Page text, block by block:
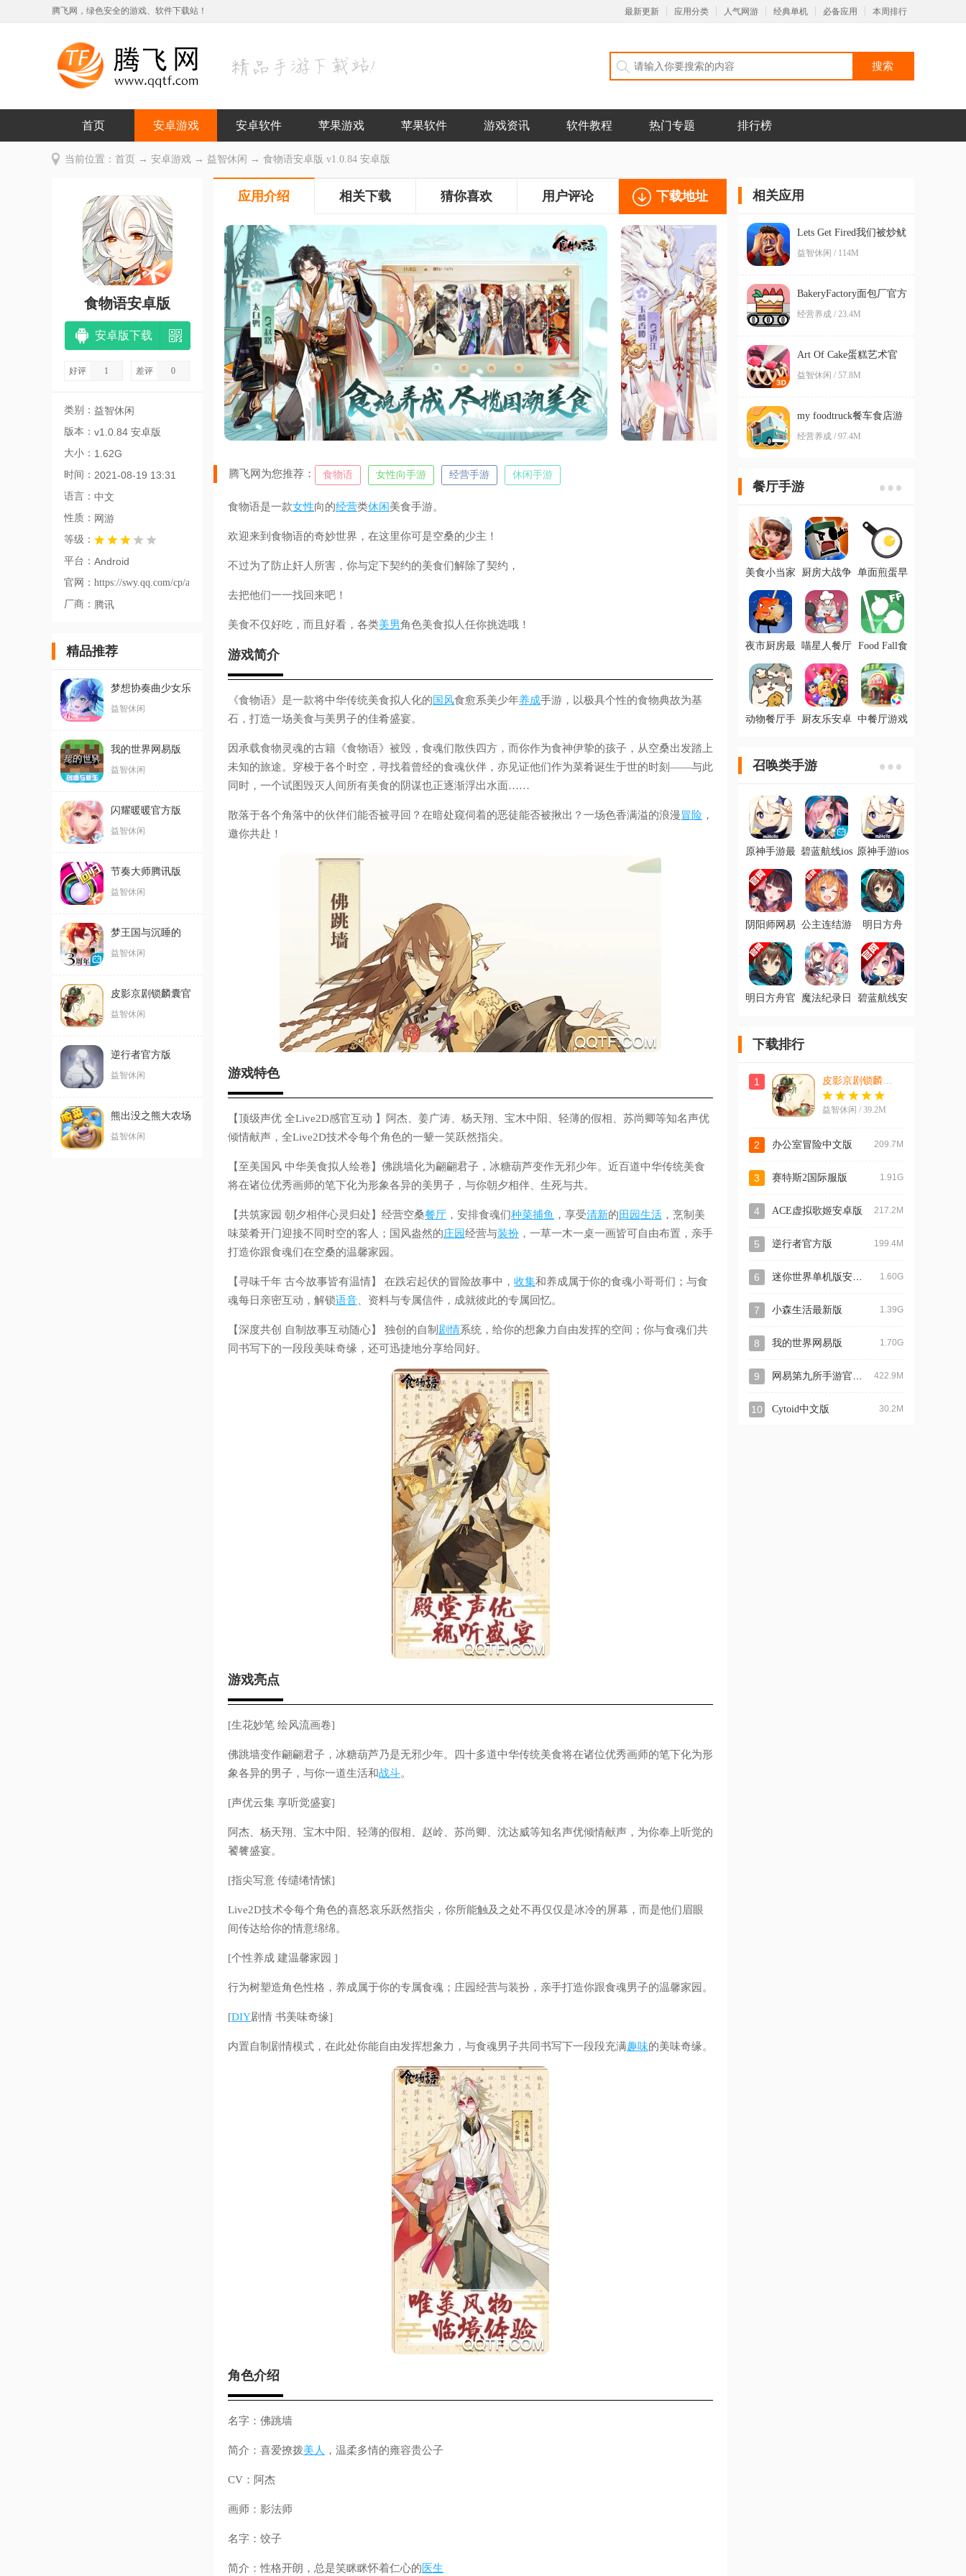
腾飞网，绿色安全的游戏、软件下载站！ 最新更新 应用分类 人气网游 经典单机 必备应用 本周排行
首页 安卓游戏 安卓软件 苹果游戏 苹果软件 游戏资讯 软件教程 热门专题 排行榜
当前位置： 首页 → 安卓游戏 → 益智休闲 → 食物语安卓版 v1.0.84 安卓版
食物语安卓版
安卓版下载
好评 1 差评 0
类别： 益智休闲
版本： v1.0.84 安卓版
大小： 1.62G
时间： 2021-08-19 13:31
语言： 中文
性质： 网游
等级：
平台： Android
官网： https://swy.qq.com/cp/a20181017yypc/index.html
厂商： 腾讯
精品推荐
梦想协奏曲少女乐
团派对最新版
益智休闲
我的世界网易版
益智休闲
闪耀暖暖官方版
益智休闲
节奏大师腾讯版
益智休闲
梦王国与沉睡的
100王子
益智休闲
皮影京剧锁麟囊官
方版
益智休闲
逆行者官方版
益智休闲
熊出没之熊大农场
免费购买版手游
益智休闲
应用介绍 相关下载 猜你喜欢 用户评论 下载地址
腾飞网为您推荐： 食物语 女性向手游 经营手游 休闲手游
食物语是一款女性向的经营类休闲美食手游。
欢迎来到食物语的奇妙世界，在这里你可是空桑的少主！
不过为了防止奸人所害，你与定下契约的美食们解除了契约，
去把他们一一找回来吧！
美食不仅好吃，而且好看，各类美男角色美食拟人任你挑选哦！
游戏简介
《食物语》是一款将中华传统美食拟人化的 国风食愈系美少年养成手游，以极具个性的食物典故为基
石，打造一场美食与美男子的佳肴盛宴。
因承载食物灵魂的古籍《食物语》被毁，食魂们散佚四方，而你作为食神伊挚的孩子，从空桑出发踏上
未知的旅途。穿梭于各个时空，寻找着曾经的食魂伙伴，亦见证他们作为菜肴诞生于世的时刻——与此
同时，一个试图毁灭人间所有美食的阴谋也正逐渐浮出水面……
散落于各个角落中的伙伴们能否被寻回？在暗处窥伺着的恶徒能否被揪出？一场色香满溢的浪漫冒险 ，
邀你共赴！
游戏特色
【顶级声优 全Live2D感官互动 】阿杰、姜广涛、杨天翔、宝木中阳、轻薄的假相、苏尚卿等知名声优
倾情献声，全Live2D技术令每个角色的一颦一笑跃然指尖。
【至美国风 中华美食拟人绘卷】佛跳墙化为翩翩君子，冰糖葫芦变作无邪少年。近百道中华传统美食
将在诸位优秀画师的笔下化为形象各异的美男子，与你朝夕相伴、生死与共。
【共筑家园 朝夕相伴心灵归处】经营空桑餐厅 ，安排食魂们种菜捕鱼 ，享受清新的田园生活 ，烹制美
味菜肴开门迎接不同时空的客人；国风盎然的庄园经营与装扮 ，一草一木一桌一画皆可自由布置，亲手
打造你跟食魂们在空桑的温馨家园。
【寻味千年 古今故事皆有温情】 在跌宕起伏的冒险故事中， 收集和养成属于你的食魂小哥哥们；与食
魂每日亲密互动，解锁语音 、资料与专属信件，成就彼此的专属回忆。
【深度共创 自制故事互动随心】 独创的自制 剧情系统，给你的想象力自由发挥的空间；你与食魂们共
同书写下的一段段美味奇缘，还可迅捷地分享给同好。
游戏亮点
[生花妙笔 绘风流画卷]
佛跳墙变作翩翩君子，冰糖葫芦乃是无邪少年。四十多道中华传统美食将在诸位优秀画师的笔下化为形
象各异的男子，与你一道生活和战斗。
[声优云集 享听觉盛宴]
阿杰、杨天翔、宝木中阳、轻薄的假相、赵岭、苏尚卿、沈达威等知名声优倾情献声，为你奉上听觉的
饕餮盛宴。
[指尖写意 传缱绻情愫]
Live2D技术令每个角色的喜怒哀乐跃然指尖，你所能触及之处不再仅仅是冰冷的屏幕，而是他们眉眼
间传达给你的情意绵绵。
[个性养成 建温馨家园 ]
行为树塑造角色性格，养成属于你的专属食魂；庄园经营与装扮，亲手打造你跟食魂男子的温馨家园。
[DIY剧情 书美味奇缘]
内置自制剧情模式，在此处你能自由发挥想象力，与食魂男子共同书写下一段段充满趣味的美味奇缘。
角色介绍
名字：佛跳墙
简介：喜爱撩拨美人 ，温柔多情的雍容贵公子
CV：阿杰
画师：影法师
名字：饺子
简介：性格开朗，总是笑眯眯怀着仁心的 医生
相关应用
Lets Get Fired我们被炒鱿
鱼了游戏安卓版
益智休闲 / 114M
BakeryFactory面包厂官方
版
经营养成 / 23.4M
Art Of Cake蛋糕艺术官
方版
益智休闲 / 57.8M
my foodtruck餐车食店游
戏官方版
经营养成 / 97.4M
餐厅手游
美食小当家
厨房大战争 单面煎蛋早
ios版
夜市厨房最 喵星人餐厅
版
Food Fall食
IOS版
动物餐厅手 厨友乐安卓 中餐厅游戏
召唤类手游
原神手游最 碧蓝航线ios 原神手游ios
阴阳师网易 公主连结游
明日方舟
明日方舟官
魔法纪录日
碧蓝航线安
下载排行
1 皮影京剧锁麟囊官方版
益智休闲 / 39.2M
2 办公室冒险中文版 209.7M
3 赛特斯2国际服版 1.91G
4 ACE虚拟歌姬安卓版 217.2M
5 逆行者官方版 199.4M
6 1.60G
7 小森生活最新版 1.39G
8 我的世界网易版 1.70G
9 422.9M
10 Cytoid中文版 30.2M